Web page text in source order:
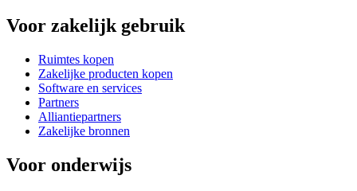
Voor zakelijk gebruik
Ruimtes kopen
Zakelijke producten kopen
Software en services
Partners
Alliantiepartners
Zakelijke bronnen
Voor onderwijs